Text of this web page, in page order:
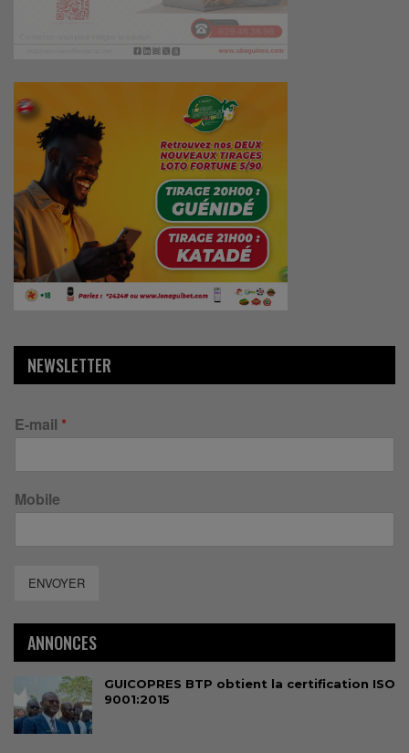
NEWSLETTER
E-mail *
Mobile
ENVOYER
ANNONCES
GUICOPRES BTP obtient la certification ISO
9001:2015